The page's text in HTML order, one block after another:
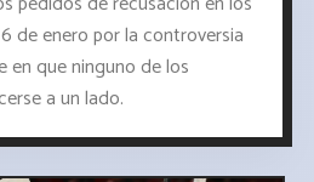
de enero por la controversia
en que ninguno de los
a un lado.